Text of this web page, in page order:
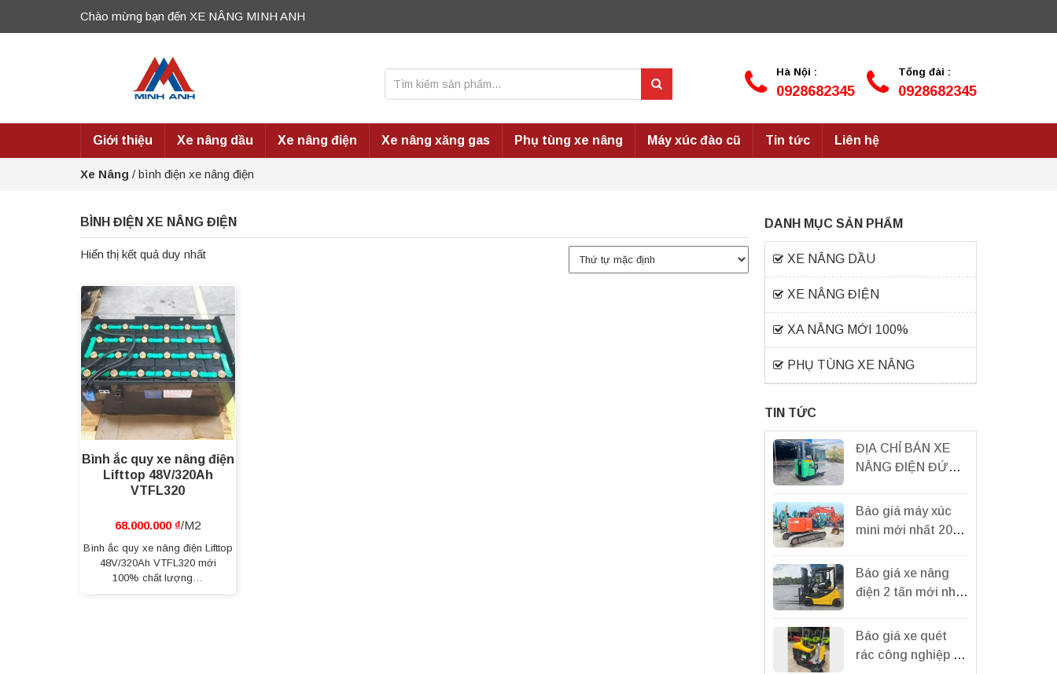
Chào mừng bạn đến XE NÂNG MINH ANH
Tổng đài :
0928682345
Hà Nội :
0928682345
Giới thiệu Xe nâng dầu Xe nâng điện Xe nâng xăng gas Phụ tùng xe nâng Máy xúc đào cũ Tin tức Liên hệ
Xe Nâng / bình điện xe nâng điện
BÌNH ĐIỆN XE NÂNG ĐIỆN
Hiển thị kết quả duy nhất
Bình ắc quy xe nâng điện
Lifttop 48V/320Ah
VTFL320
68.000.000 ₫
Bình ắc quy xe nâng điện Lifttop
48V/320Ah VTFL320 mới
100% chất lượng…
DANH MỤC SẢN PHẨM
XE NÂNG DẦU
XE NÂNG ĐIỆN
XA NÂNG MỚI 100%
PHỤ TÙNG XE NÂNG
TIN TỨC
ĐỊA CHỈ BÁN XE
NÂNG ĐIỆN ĐỨNG
HÃNG, GIÁ RẺ TẠI
BÌNH DƯƠNG
Báo giá máy xúc
mini mới nhất 2024
Bắc
Báo giá xe nâng
điện 2 tấn mới nhất
2 tấn Nhật Bản.
Báo giá xe quét
rác công nghiệp S1